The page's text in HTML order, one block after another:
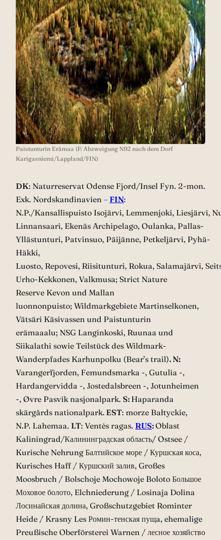
Paistunturin Erämaa (F: Abzweigung N92 nach dem Dorf
Karigasniemi/Lappland/FIN)
DK: Naturreservat Odense Fjord/Insel Fyn. 2-mon.
Exk. Nordskandinavien – FIN:
N.P./Kansallispuisto Isojärvi, Lemmenjoki, Liesjärvi,
Linnansaari, Ekenäs Archipelago, Oulanka, Pallas-
Yllästunturi, Patvinsuo, Päijänne, Petkeljärvi, Pyhä-
Häkki,
Luosto, Repovesi, Riisitunturi, Rokua, Salamajärvi,
Urho-Kekkonen, Valkmusa; Strict Nature
Reserve Kevon und Mallan
luonnonpuisto; Wildmarkgebiete Martinselkonen,
Vätsäri Käsivassen und Paistunturin
erämaaalu; NSG Langinkoski, Ruunaa und
Siikalathi sowie Teilstück des Wildmark-
Wanderpfades Karhunpolku (Bear’s trail). N:
Varangerfjorden, Femundsmarka -, Gutulia -,
Hardangervidda -, Jostedalsbreen -, Jotunheimen
-, Øvre Pasvik nasjonalpark. S: Haparanda
skärgårds nationalpark. EST: morze Bałtyckie,
N.P. Lahemaa. LT: Ventės ragas. RUS:Oblast
Kaliningrad/Калининградская область/ Ostsee /
Kurische Nehrung Балтийское море / Куршская коса,
Kurisches Haff / Куршский залив, Großes
Moosbruch / Bolschoje Mochowoje Boloto Большое
Моховое болото, Elchniederung / Losinaja Dolina
Лосинайская долина, Großschutzgebiet Rominter
Heide / Krasny Les Ромин-тенская пущa, ehemalige
Preußische Oberförsterei Warnen / лесное хозяйство